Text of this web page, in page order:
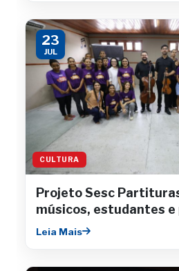
23
JUL
CULTURA
Projeto Sesc
músicos, estudantes e
concertos gratuitos
Leia Mais